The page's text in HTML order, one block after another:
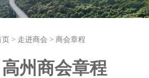
页 > 走进商会 > 商会章程
州商会章程